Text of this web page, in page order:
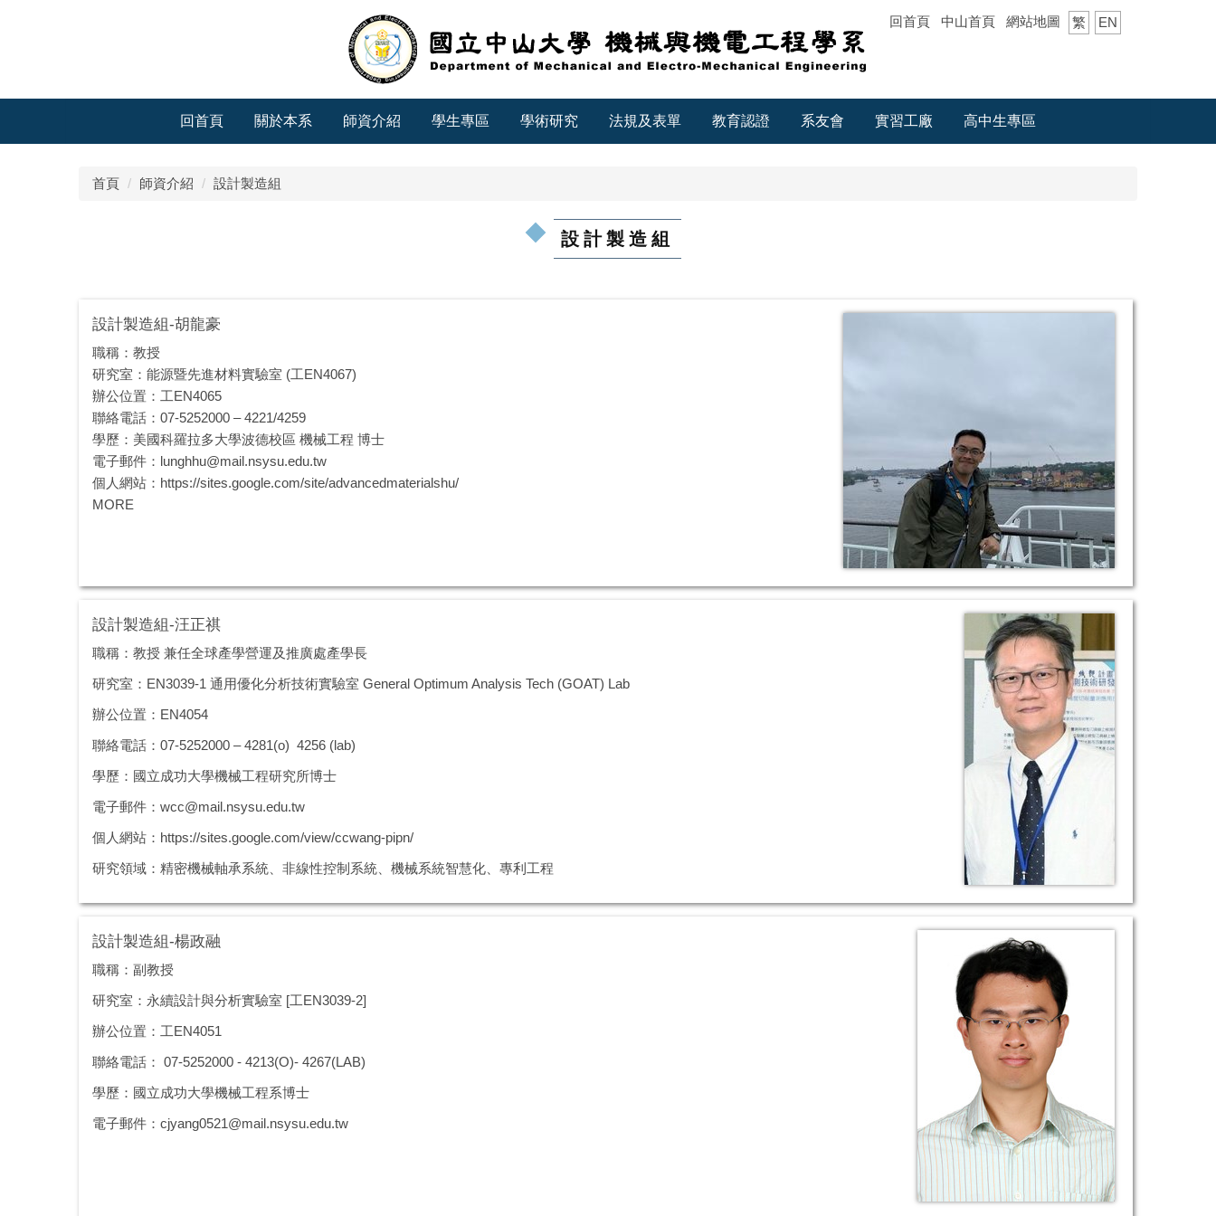
回首頁 中山首頁 網站地圖 繁 EN
回首頁 關於本系 師資介紹 學生專區 學術研究 法規及表單 教育認證 系友會 實習工廠 高中生專區
首頁 師資介紹 設計製造組
設計製造組
設計製造組-胡龍豪
職稱：教授
研究室：能源暨先進材料實驗室 (工EN4067)
辦公位置：工EN4065
聯絡電話：07-5252000 – 4221/4259
學歷：美國科羅拉多大學波德校區 機械工程 博士
電子郵件： lunghhu@mail.nsysu.edu.tw
個人網站： https://sites.google.com/site/advancedmaterialshu/
MORE
設計製造組-汪正祺
職稱：教授 兼任全球產學營運及推廣處產學長
研究室：EN3039-1 通用優化分析技術實驗室 General Optimum Analysis Tech (GOAT) Lab
辦公位置：EN4054
聯絡電話：07-5252000 – 4281(o) 4256 (lab)
學歷：國立成功大學機械工程研究所博士
電子郵件： wcc@mail.nsysu.edu.tw
個人網站： https://sites.google.com/view/ccwang-pipn/
研究領域：精密機械軸承系統、非線性控制系統、機械系統智慧化、專利工程
設計製造組-楊政融
職稱：副教授
研究室：永續設計與分析實驗室 [工EN3039-2]
辦公位置：工EN4051
聯絡電話： 07-5252000 - 4213(O)- 4267(LAB)
學歷：國立成功大學機械工程系博士
電子郵件： cjyang0521@mail.nsysu.edu.tw